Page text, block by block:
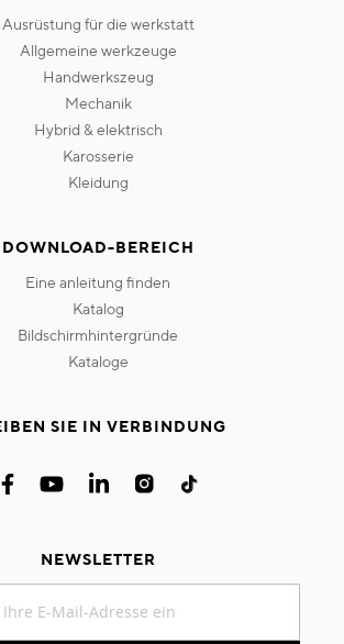
ausrüstung für die werkstatt
allgemeine werkzeuge
handwerkszeug
mechanik
hybrid & elektrisch
karosserie
kleidung
DOWNLOAD-BEREICH
eine anleitung finden
katalog
bildschirmhintergründe
kataloge
SIE IN VERBINDUNG
NEWSLETTER